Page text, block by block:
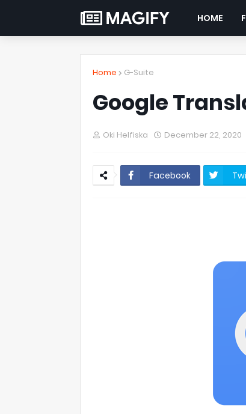
HOME
Home G-Suite
Google
Oki Helfiska December 22, 2020
Facebook